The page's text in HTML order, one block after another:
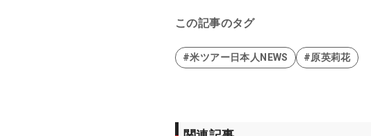
この記事のタグ
#米ツアー日本人NEWS #原英莉花